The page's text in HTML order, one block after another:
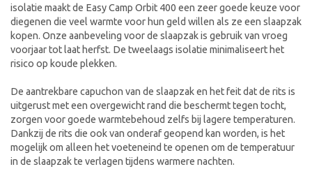
isolatie maakt de Easy Camp Orbit 400 een zeer goede keuze voor
diegenen die veel warmte voor hun geld willen als ze een slaapzak
kopen. Onze aanbeveling voor de slaapzak is gebruik van vroeg
voorjaar tot laat herfst. De tweelaags isolatie minimaliseert het
risico op koude plekken.
De aantrekbare capuchon van de slaapzak en het feit dat de rits is
uitgerust met een overgewicht rand die beschermt tegen tocht,
zorgen voor goede warmtebehoud zelfs bij lagere temperaturen.
Dankzij de rits die ook van onderaf geopend kan worden, is het
mogelijk om alleen het voeteneind te openen om de temperatuur
in de slaapzak te verlagen tijdens warmere nachten.